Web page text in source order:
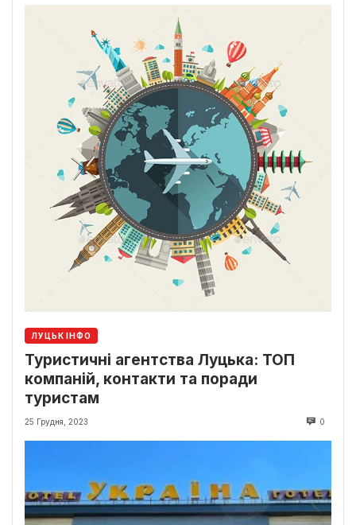
ЛУЦЬК ІНФО
Туристичні агентства Луцька: ТОП
компаній, контакти та поради
туристам
25 Грудня, 2023 0